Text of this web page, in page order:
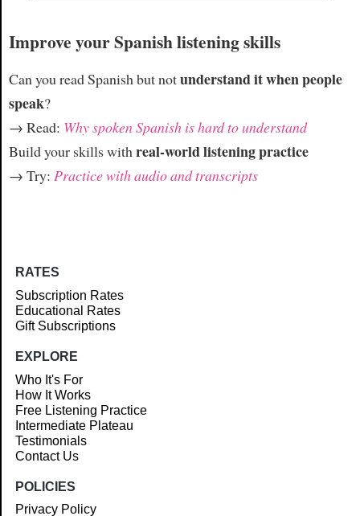
Improve your Spanish listening skills
Can you read Spanish but notunderstand it when people
speak?
→ Read: Why spoken Spanish is hard to understand
Build your skills with real-world listening practice
→ Try: Practice with audio and transcripts
RATES
Subscription Rates
Educational Rates
Gift Subscriptions
EXPLORE
Who It's For
How It Works
Free Listening Practice
Intermediate Plateau
Testimonials
Contact Us
POLICIES
Privacy Policy